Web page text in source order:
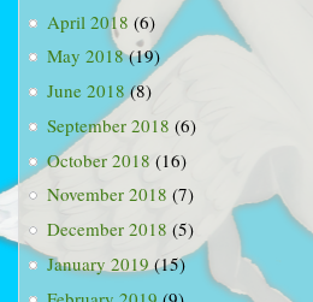
April 2018 (6)
May 2018(19)
June 2018(8)
September 2018 (6)
October 2018 (16)
November 2018 (7)
December 2018 (5)
January 2019 (15)